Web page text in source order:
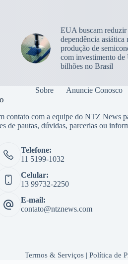
EUA buscam reduzir
dependência asiática
produção de
com investimento de
bilhões no Brasil
Sobre Anuncie Conosco
contato com a equipe do NTZ News
de pautas, dúvidas, parcerias ou
Telefone:
11 5199-1032
Celular:
13 99732-2250
E-mail:
contato@ntznews.com
Termos & Serviços| Política de